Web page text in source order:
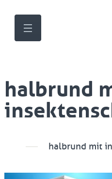
halbrund
halbrund mit